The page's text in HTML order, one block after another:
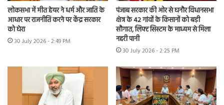
लोकसभा में मीत हेयर ने धर्म और जाति के
आधार पर राजनीति करने पर केंद्र सरकार
को घेरा
30 July 2026 - 2:49 PM
पंजाब सरकार की ओर से घनौर विधानसभा
क्षेत्र के 42 गांवों के किसानों को बड़ी
सौगात, लिफ्ट सिस्टम के माध्यम से मिला
नहरी पानी
30 July 2026 - 2:25 PM